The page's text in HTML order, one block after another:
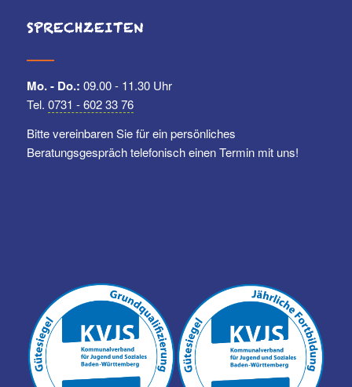
SPRECHZEITEN
Mo. - Do.: 09.00 - 11.30 Uhr
Tel. 0731 - 602 33 76
Bitte vereinbaren Sie für ein persönliches
Beratungsgespräch telefonisch einen Termin mit uns!